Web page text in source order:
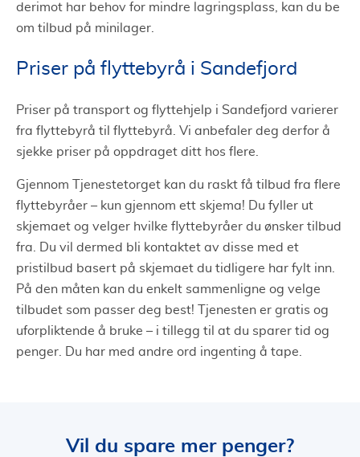
derimot har behov for mindre lagringsplass, kan du be
om tilbud på minilager.
Priser på flyttebyrå i Sandefjord
Priser på transport og flyttehjelp i Sandefjord varierer
fra flyttebyrå til flyttebyrå. Vi anbefaler deg derfor å
sjekke priser på oppdraget ditt hos flere.
Gjennom Tjenestetorget kan du raskt få tilbud fra flere
flyttebyråer – kun gjennom ett skjema! Du fyller ut
skjemaet og velger hvilke flyttebyråer du ønsker tilbud
fra. Du vil dermed bli kontaktet av disse med et
pristilbud basert på skjemaet du tidligere har fylt inn.
På den måten kan du enkelt sammenligne og velge
tilbudet som passer deg best! Tjenesten er gratis og
uforpliktende å bruke – i tillegg til at du sparer tid og
penger. Du har med andre ord ingenting å tape.
Vil du spare mer penger?